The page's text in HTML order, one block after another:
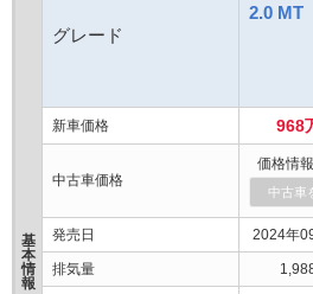
基
本
情
報
グレード
2.0 MT
新車価格 968
中古車価格
価格情
中古車
発売日 2024年
排気量